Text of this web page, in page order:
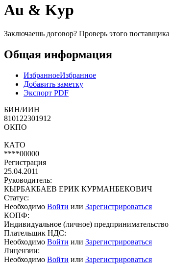
Аu & Kyp
Заключаешь договор? Проверь этого поставщика
Общая информация
ИзбранноеИзбранное
Добавить заметку
Экспорт PDF
БИН/ИИН
810122301912
ОКПО
КАТО
****00000
Регистрация
25.04.2011
Руководитель:
КЫРБАКБАЕВ ЕРИК КУРМАНБЕКОВИЧ
Статус:
Необходимо Войти или Зарегистрироваться
КОПФ:
Индивидуальное (личное) предпринимательство
Плательщик НДС:
Необходимо Войти или Зарегистрироваться
Лицензии:
Необходимо Войти или Зарегистрироваться